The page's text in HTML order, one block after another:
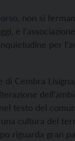
, non si
è
per
Cembra
testo del
cultura del
riguarda gran